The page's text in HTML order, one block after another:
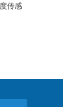
传感